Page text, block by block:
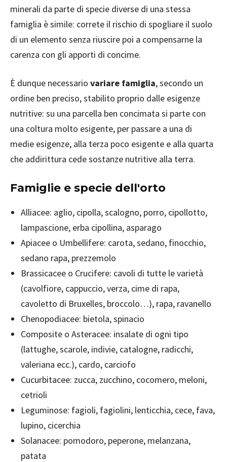
minerali da parte di specie diverse di una stessa
famiglia è simile: correte il rischio di spogliare il suolo
di un elemento senza riuscire poi a compensarne la
carenza con gli apporti di concime.
È dunque necessario variare famiglia, secondo un
ordine ben preciso, stabilito proprio dalle esigenze
nutritive: su una parcella ben concimata si parte con
una coltura molto esigente, per passare a una di
medie esigenze, alla terza poco esigente e alla quarta
che addirittura cede sostanze nutritive alla terra.
Famiglie e specie dell'orto
Alliacee: aglio, cipolla, scalogno, porro, cipollotto,
lampascione, erba cipollina, asparago
Apiacee o Umbellifere: carota, sedano, finocchio,
sedano rapa, prezzemolo
Brassicacee o Crucifere: cavoli di tutte le varietà
(cavolfiore, cappuccio, verza, cime di rapa,
cavoletto di Bruxelles, broccolo…), rapa, ravanello
Chenopodiacee: bietola, spinacio
Composite o Asteracee: insalate di ogni tipo
(lattughe, scarole, indivie, catalogne, radicchi,
valeriana ecc.), cardo, carciofo
Cucurbitacee: zucca, zucchino, cocomero, meloni,
cetrioli
Leguminose: fagioli, fagiolini, lenticchia, cece, fava,
lupino, cicerchia
Solanacee: pomodoro, peperone, melanzana,
patata